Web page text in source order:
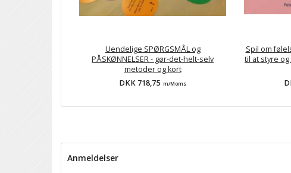
Uendelige SPØRGSMÅL og
PÅSKØNNELSER - gør-det-helt-selv
metoder og kort
DKK 718,75 m/Moms
Spil om
til at styre
Anmeldelser